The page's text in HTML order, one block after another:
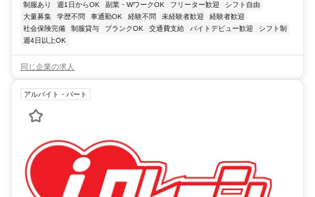
制服あり 週1日からOK 副業・WワークOK フリーター歓迎
シフト自由
大量募集
学歴不問 車通勤OK 経験不問 未経験者歓迎
経験者歓迎
社会保険完備
制服貸与 ブランクOK 交通費支給 バイトデビュー歓迎
シフト制
週4日以上OK
同じ企業の求人
アルバイト・パート